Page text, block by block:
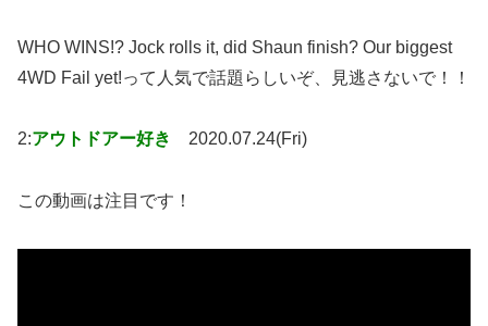
WHO WINS!? Jock rolls it, did Shaun finish? Our biggest
4WD Fail yet!って人気で話題らしいぞ、見逃さないで！！
2:アウトドアー好き 2020.07.24(Fri)
この動画は注目です！